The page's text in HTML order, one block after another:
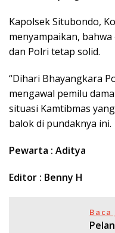
Kapolsek Situbondo,
menyampaikan,
dan Polri tetap solid.
“Dihari Bhayangkara
mengawal pemilu
situasi Kamtibmas
balok di pundaknya ini.
Pewarta : Aditya
Editor : Benny H
Baca